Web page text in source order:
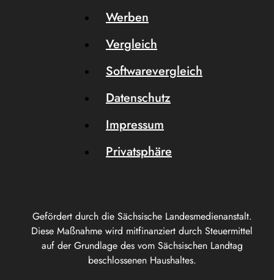
Gefördert durch die Sächsische Landesmedienanstalt.
Diese Maßnahme wird mitfinanziert durch Steuermittel
auf der Grundlage des vom Sächsischen Landtag
beschlossenen Haushaltes.
Werben
Vergleich
Softwarevergleich
Datenschutz
Impressum
Privatsphäre